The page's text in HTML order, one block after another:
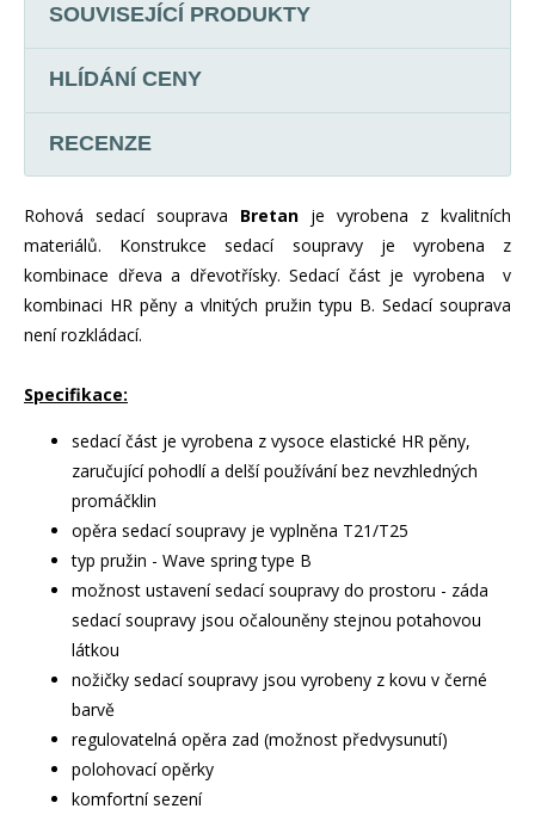
SOUVISEJÍCÍ PRODUKTY
HLÍDÁNÍ CENY
RECENZE
Rohová sedací souprava Bretan je vyrobena z kvalitních
materiálů. Konstrukce sedací soupravy je vyrobena z
kombinace dřeva a dřevotřísky. Sedací část je vyrobena v
kombinaci HR pěny a vlnitých pružin typu B. Sedací souprava
není rozkládací.
Specifikace:
sedací část je vyrobena z vysoce elastické HR pěny,
zaručující pohodlí a delší používání bez nevzhledných
promáčklin
opěra sedací soupravy je vyplněna T21/T25
typ pružin - Wave spring type B
možnost ustavení sedací soupravy do prostoru - záda
sedací soupravy jsou očalouněny stejnou potahovou
látkou
nožičky sedací soupravy jsou vyrobeny z kovu v černé
barvě
regulovatelná opěra zad (možnost předvysunutí)
polohovací opěrky
komfortní sezení